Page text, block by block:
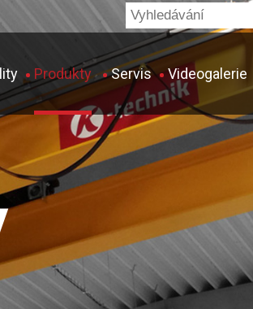
Produkty Servis Videogalerie